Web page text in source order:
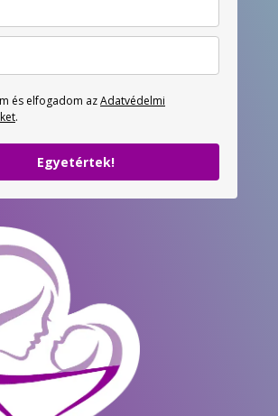
és elfogadom azAdatvédelmi
.
Egyetértek!